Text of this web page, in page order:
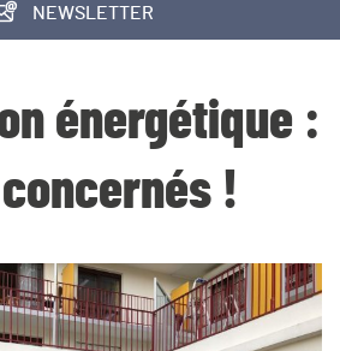
NEWSLETTER
énergétique :
!